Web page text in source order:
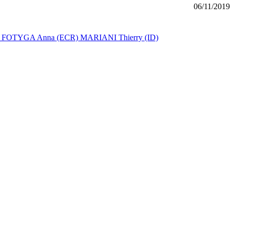
06/11/2019
FOTYGA Anna (ECR) MARIANI Thierry (ID)